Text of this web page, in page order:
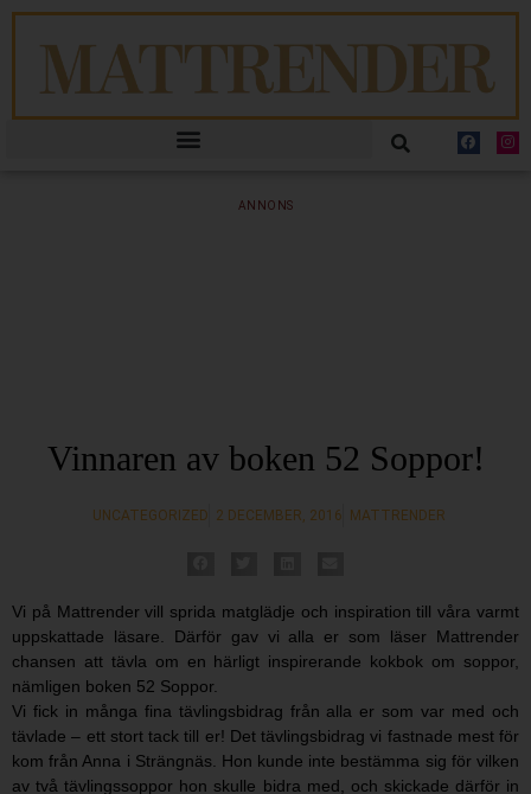
ANNONS
Vinnaren av boken 52 Soppor!
UNCATEGORIZED 2 DECEMBER, 2016 MATTRENDER
Vi på Mattrender vill sprida matglädje och inspiration till våra varmt
uppskattade läsare. Därför gav vi alla er som läser Mattrender
chansen att tävla om en härligt inspirerande kokbok om soppor,
nämligen boken 52 Soppor.
Vi fick in många fina tävlingsbidrag från alla er som var med och
tävlade – ett stort tack till er! Det tävlingsbidrag vi fastnade mest för
kom från Anna i Strängnäs. Hon kunde inte bestämma sig för vilken
av två tävlingssoppor hon skulle bidra med, och skickade därför in